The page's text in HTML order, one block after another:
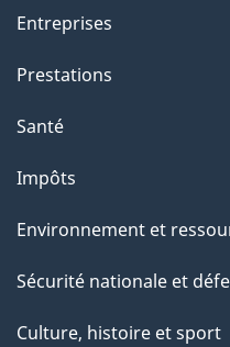
Entreprises
Prestations
Santé
Impôts
Environnement et
Sécurité nationale et
Culture, histoire et sport